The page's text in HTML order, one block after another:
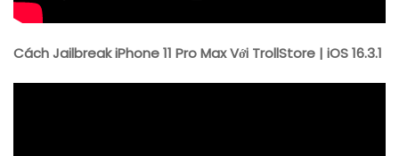
Cách Jailbreak iPhone 11 Pro Max Với TrollStore | iOS 16.3.1